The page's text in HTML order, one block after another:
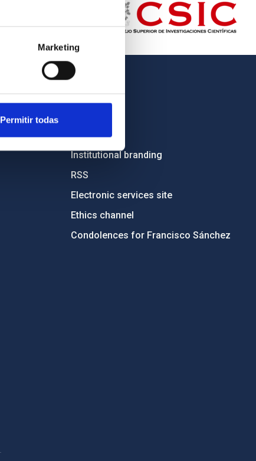
Marketing
Permitir todas
Tenders
Institutional branding
RSS
Electronic services site
Ethics channel
Condolences for Francisco Sánchez